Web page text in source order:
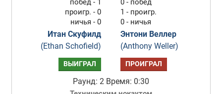
побед - 1
проигр. - 0
ничья - 0
Итан Скуфилд
(Ethan Schofield)
0 - побед
1 - проигр.
0 - ничья
Энтони Веллер
(Anthony Weller)
ВЫИГРАЛ ПРОИГРАЛ
Раунд: 2 Время: 0:30